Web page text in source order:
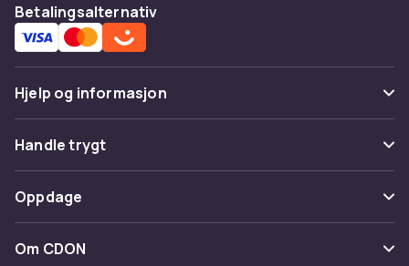
Betalingsalternativ
Hjelp og informasjon
Vanlige spørsmål
Spor pakke
Angre & returner her
Kontakt oss
Handle trygt
Betaling
Levering
Oppdage
Kategorier
Om CDON